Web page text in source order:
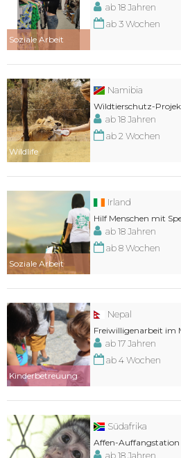
Soziale Arbeit
ab 18 Jahren
ab 3 Wochen
Wildlife
Namibia
Wildtierschutz-
ab 18 Jahren
ab 2 Wochen
Soziale Arbeit
Irland
Hilf Menschen mit
ab 18 Jahren
ab 8 Wochen
Kinderbetreuung
Nepal
Freiwilligenarbeit im
ab 17 Jahren
ab 4 Wochen
Südafrika
Affen-Auffangstation
ab 18 Jahren